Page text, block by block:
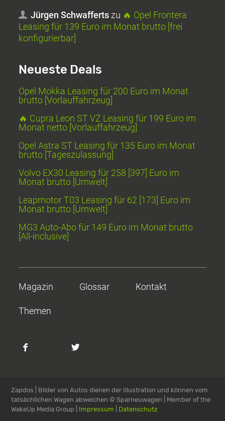
Jürgen Schwafferts zu 🔥 Opel Frontera
Leasing für 139 Euro im Monat brutto [frei
konfigurierbar]
Neueste Deals
Opel Mokka Leasing für 200 Euro im Monat
brutto [Vorlauffahrzeug]
🔥 Cupra Leon ST VZ Leasing für 199 Euro im
Monat netto [Vorlauffahrzeug]
Opel Astra ST Leasing für 135 Euro im Monat
brutto [Tageszulassung]
Volvo EX30 Leasing für 258 [397] Euro im
Monat brutto [Umwelt]
Leapmotor T03 Leasing für 62 [173] Euro im
Monat brutto [Umwelt]
MG3 Auto-Abo für 149 Euro im Monat brutto
[All-inclusive]
Magazin Glossar Kontakt
Themen
Zapdos | Bilder von Autos dienen der Illustration und können vom
tatsächlichen Wagen abweichen© Sparneuwagen | Member of the
WakeUp Media Group | Impressum Datenschutz